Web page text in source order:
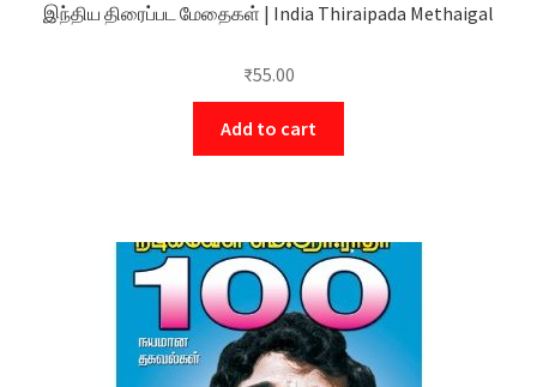
இந்திய திரைப்பட மேதைகள் | India Thiraipada Methaigal
₹55.00
Add to cart